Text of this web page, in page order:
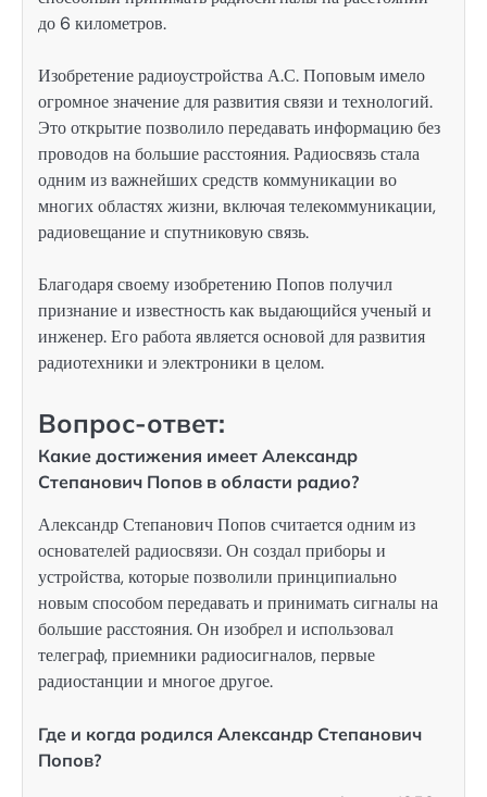
до 6 километров.
Изобретение радиоустройства А.С. Поповым имело
огромное значение для развития связи и технологий.
Это открытие позволило передавать информацию без
проводов на большие расстояния. Радиосвязь стала
одним из важнейших средств коммуникации во
многих областях жизни, включая телекоммуникации,
радиовещание и спутниковую связь.
Благодаря своему изобретению Попов получил
признание и известность как выдающийся ученый и
инженер. Его работа является основой для развития
радиотехники и электроники в целом.
Вопрос-ответ:
Какие достижения имеет Александр
Степанович Попов в области радио?
Александр Степанович Попов считается одним из
основателей радиосвязи. Он создал приборы и
устройства, которые позволили принципиально
новым способом передавать и принимать сигналы на
большие расстояния. Он изобрел и использовал
телеграф, приемники радиосигналов, первые
радиостанции и многое другое.
Где и когда родился Александр Степанович
Попов?